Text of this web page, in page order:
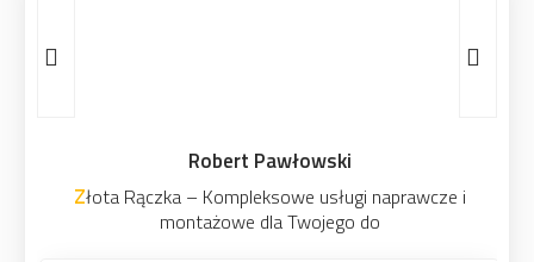
Robert Pawłowski
Złota Rączka – Kompleksowe usługi naprawcze i
montażowe dla Twojego do